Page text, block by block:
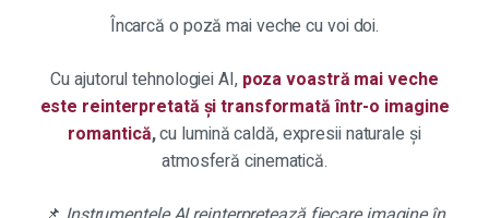
Încarcă o poză mai veche cu voi doi.
Cu ajutorul tehnologiei AI, poza voastră mai veche
este reinterpretată și transformată într-o imagine
romantică,cu lumină caldă, expresii naturale și
atmosferă cinematică.